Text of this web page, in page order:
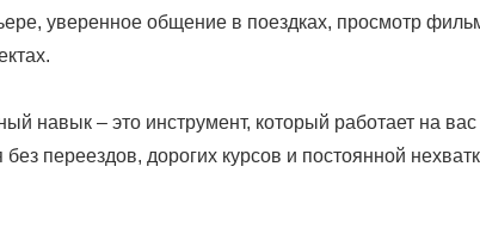
уверенное общение в поездках, просмотр
навык – это инструмент, который работает на
без переездов, дорогих курсов и постоянной